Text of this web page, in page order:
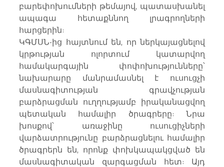
բարեփոխումների թեմայով, պատասխանել
ապագա հետաքննող լրագրողների
հարցերին:
ԿԳՄՍՆ-ից հայտնում են, որ ներկայացնելով
կրթության ոլորտում կատարվող
համակարգային փոփոխությունները՝
նախարարը մանրամասնել է ուսուցչի
մասնագիտության գրավչության
բարձրացման ուղղությամբ իրականացվող
պետական համալիր ծրագրերը: Նրա
խոսքով՝ առաջինը ուսուցիչների
վարձատրությունը բարձրացնելու համալիր
ծրագրերն են, որոնք փոխկապակցված են
մասնագիտական զարգացման հետ: Այդ